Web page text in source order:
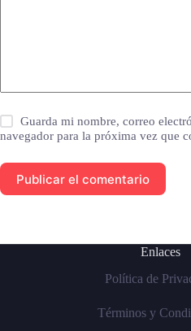
Guarda mi nombre, correo
navegador para la próxima vez que
Publicar el comentario
Enlaces
Política de
Términos y